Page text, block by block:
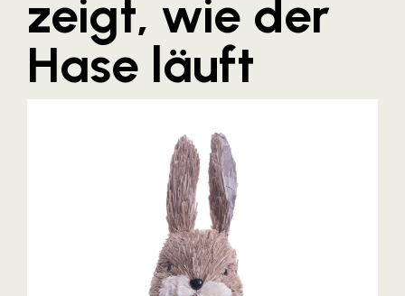
Amazon Web Services
Artweger
AustroCel Hallein
Bundesverband Sonnenschutztechnik
Colmobil Austria
Controller Institut
zeigt, wie der
Hase läuft